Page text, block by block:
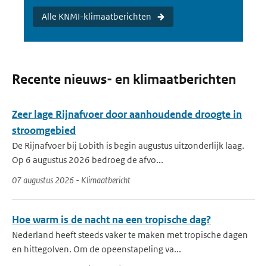
Alle KNMI-klimaatberichten
Recente nieuws- en klimaatberichten
Zeer lage Rijnafvoer door aanhoudende droogte in
stroomgebied
De Rijnafvoer bij Lobith is begin augustus uitzonderlijk laag.
Op 6 augustus 2026 bedroeg de afvo...
07 augustus 2026 - Klimaatbericht
Hoe warm is de nacht na een tropische dag?
Nederland heeft steeds vaker te maken met tropische dagen
en hittegolven. Om de opeenstapeling va...